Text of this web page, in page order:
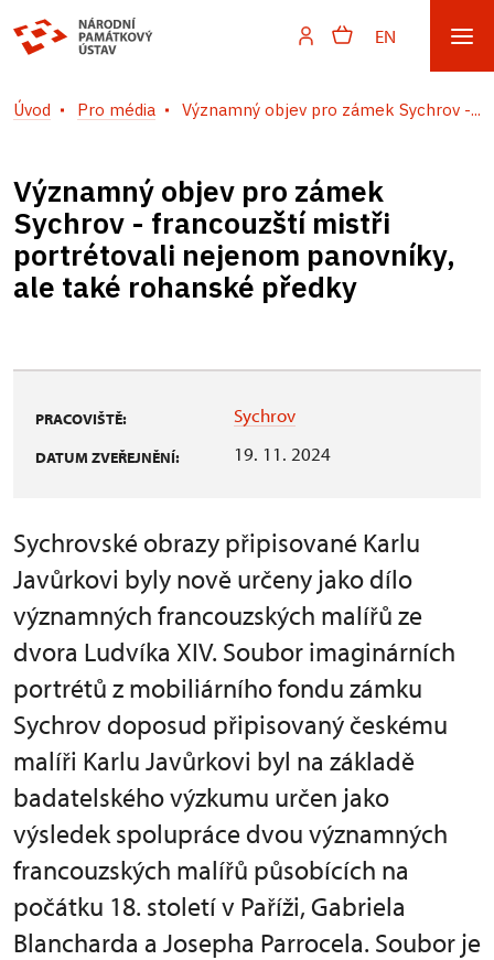
EN
Úvod Pro média Významný objev pro zámek Sychrov -...
Významný objev pro zámek
Sychrov - francouzští mistři
portrétovali nejenom panovníky,
ale také rohanské předky
PRACOVIŠTĚ: Sychrov
DATUM ZVEŘEJNĚNÍ: 19. 11. 2024
Sychrovské obrazy připisované Karlu
Javůrkovi byly nově určeny jako dílo
významných francouzských malířů ze
dvora Ludvíka XIV. Soubor imaginárních
portrétů z mobiliárního fondu zámku
Sychrov doposud připisovaný českému
malíři Karlu Javůrkovi byl na základě
badatelského výzkumu určen jako
výsledek spolupráce dvou významných
francouzských malířů působících na
počátku 18. století v Paříži, Gabriela
Blancharda a Josepha Parrocela. Soubor je